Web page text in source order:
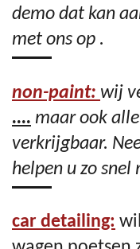
demo dat kan
met ons op .
non-paint: wij
.... maar ook
verkrijgbaar.
helpen u zo snel
car detailing: